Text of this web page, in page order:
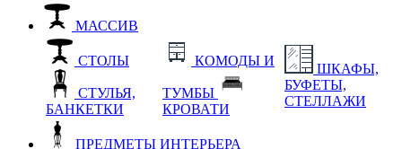
МАССИВ
СТОЛЫ
СТУЛЬЯ,
БАНКЕТКИ
КОМОДЫ И
ТУМБЫ
КРОВАТИ
ШКАФЫ,
БУФЕТЫ,
СТЕЛЛАЖИ
ПРЕДМЕТЫ ИНТЕРЬЕРА